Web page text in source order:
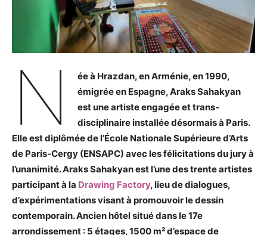
N
ée à Hrazdan, en Arménie, en 1990,
émigrée en Espagne, Araks Sahakyan
est une artiste engagée et trans-
disciplinaire installée désormais à Paris.
Elle est diplômée de l’École Nationale Supérieure d’Arts
de Paris-Cergy (ENSAPC) avec les félicitations du jury à
l’unanimité. Araks Sahakyan est l’une des trente artistes
participant à la Drawing Factory, lieu de dialogues,
d’expérimentations visant à promouvoir le dessin
contemporain. Ancien hôtel situé dans le 17e
arrondissement : 5 étages, 1500 m² d’espace de